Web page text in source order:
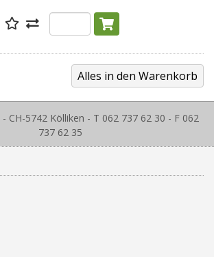
CH-5742 Kölliken - T 062 737 62 30 - F 062
737 62 35